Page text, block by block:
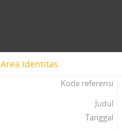
Area Identitas
Kode referensi
Judul
Tanggal